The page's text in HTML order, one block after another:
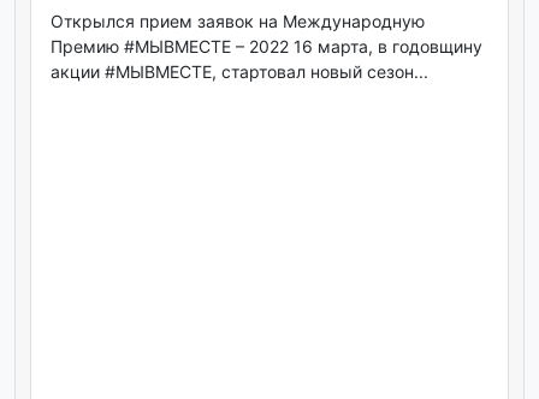
Открылся прием заявок на Международную
Премию #МЫВМЕСТЕ – 2022 16 марта, в годовщину
акции #МЫВМЕСТЕ, стартовал новый сезон...